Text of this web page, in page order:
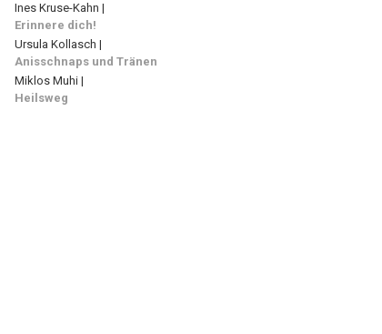
Ines Kruse-Kahn |
Erinnere dich!
Ursula Kollasch |
Anisschnaps und Tränen
Miklos Muhi |
Heilsweg